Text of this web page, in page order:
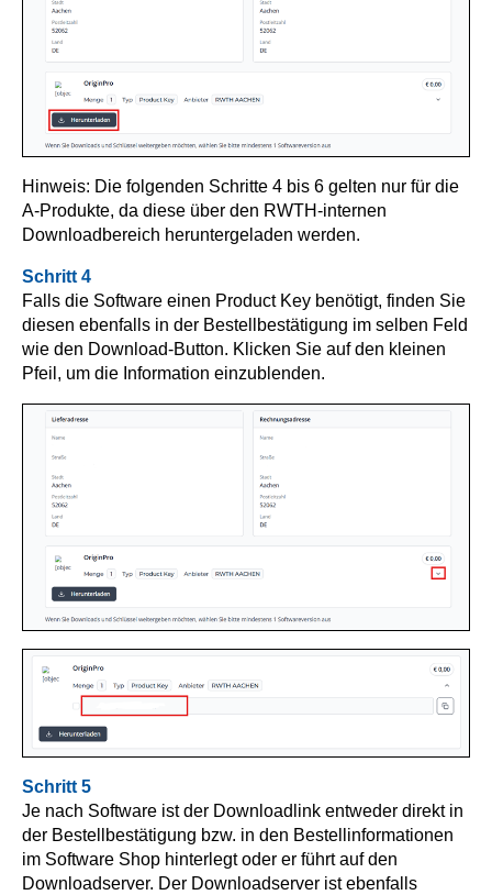
Hinweis: Die folgenden Schritte 4 bis 6 gelten nur für die
A-Produkte, da diese über den RWTH-internen
Downloadbereich heruntergeladen werden.
Schritt 4
Falls die Software einen Product Key benötigt, finden Sie
diesen ebenfalls in der Bestellbestätigung im selben Feld
wie den Download-Button. Klicken Sie auf den kleinen
Pfeil, um die Information einzublenden.
Schritt 5
Je nach Software ist der Downloadlink entweder direkt in
der Bestellbestätigung bzw. in den Bestellinformationen
im Software Shop hinterlegt oder er führt auf den
Downloadserver. Der Downloadserver ist ebenfalls